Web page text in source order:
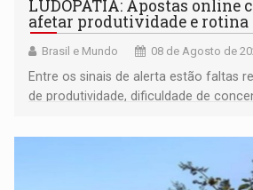
LUDOPATIA: Apostas online
afetar produtividade e rotina
Brasil e Mundo 08 de Agosto de
Entre os sinais de alerta estão faltas
de produtividade, dificuldade de